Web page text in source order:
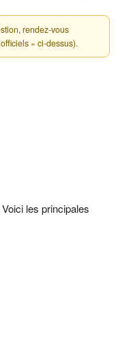
rendez-vous
» ci-dessus).
les principales